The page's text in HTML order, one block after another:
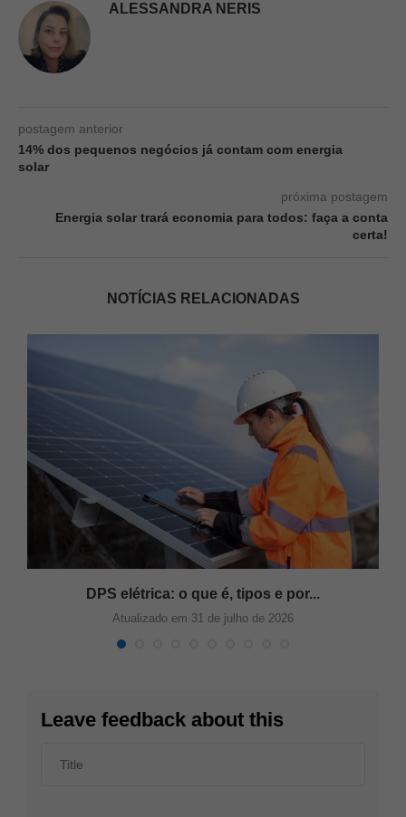
ALESSANDRA NERIS
postagem anterior
14% dos pequenos negócios já contam com energia
solar
próxima postagem
Energia solar trará economia para todos: faça a conta
certa!
NOTÍCIAS RELACIONADAS
DPS elétrica: o que é, tipos e por...
Atualizado em 31 de julho de 2026
Leave feedback about this